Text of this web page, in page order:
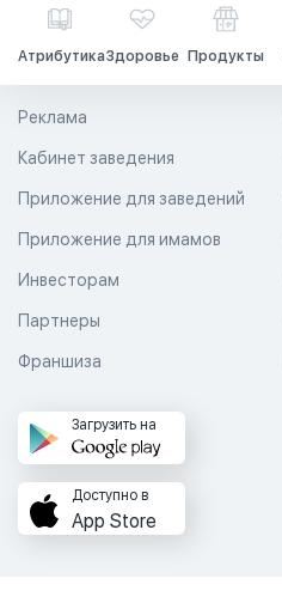
АтрибутикаЗдоровье Продукты
Реклама
Кабинет заведения
Приложение для заведений
Приложение для имамов
Инвесторам
Партнеры
Франшиза
Загрузить на
Доступно в
App Store